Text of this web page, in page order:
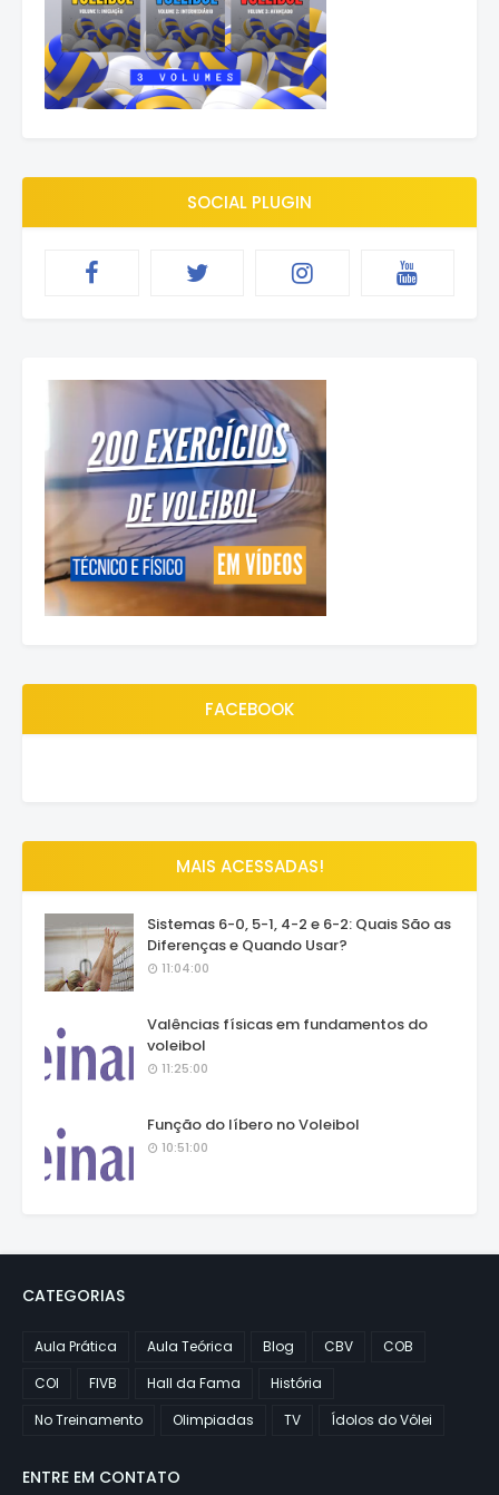
SOCIAL PLUGIN
FACEBOOK
MAIS ACESSADAS!
Sistemas 6-0, 5-1, 4-2 e 6-2: Quais São as
Diferenças e Quando Usar?
11:04:00
Valências físicas em fundamentos do
voleibol
11:25:00
Função do líbero no Voleibol
10:51:00
CATEGORIAS
Aula Prática Aula Teórica Blog CBV
COB
COI
FIVB Hall da Fama
História
No Treinamento
Olimpiadas TV Ídolos do Vôlei
ENTRE EM CONTATO